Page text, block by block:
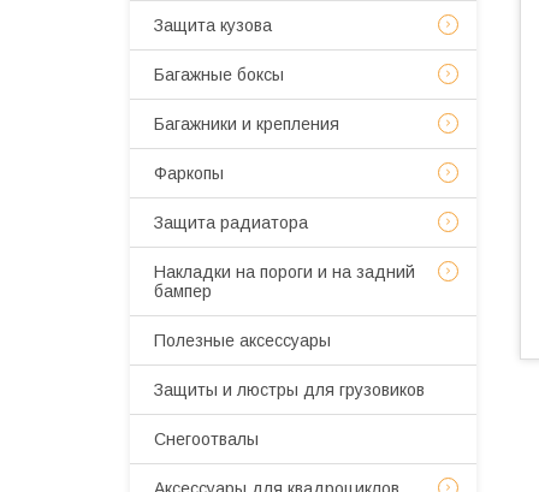
Защита кузова
Багажные боксы
Багажники и крепления
Фаркопы
Защита радиатора
Накладки на пороги и на задний
бампер
Полезные аксессуары
Защиты и люстры для грузовиков
Снегоотвалы